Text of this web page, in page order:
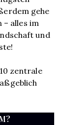
gehe
– alles im
und
zentrale